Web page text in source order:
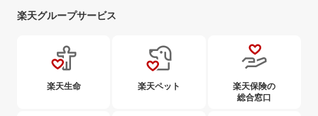
楽天グループサービス
楽天生命 楽天ペット
楽天保険の
総合窓口